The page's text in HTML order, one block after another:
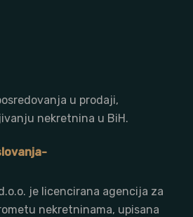
u prodaji,
nekretnina u BiH.
je licencirana agencija za
nekretninama, upisana